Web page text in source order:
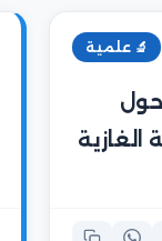
🔬 علمية
الغازية